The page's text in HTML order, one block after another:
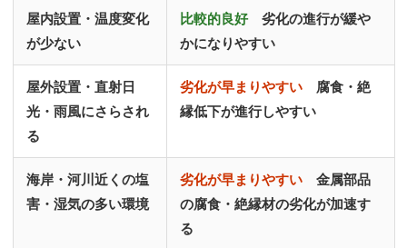
屋内設置・温度変化
が少ない
比較的良好劣化の進行が緩や
かになりやすい
屋外設置・直射日
光・雨風にさらされ
る
劣化が早まりやすい 腐食・絶
縁低下が進行しやすい
海岸・河川近くの塩
害・湿気の多い環境
劣化が早まりやすい 金属部品
の腐食・絶縁材の劣化が加速す
る